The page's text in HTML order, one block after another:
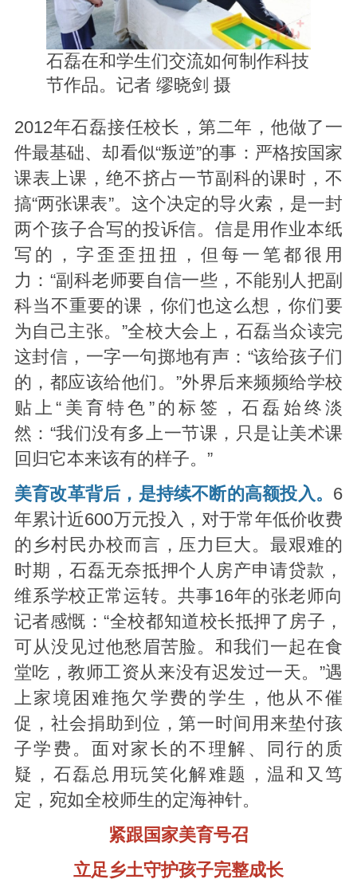
石磊在和学生们交流如何制作科技
节作品。记者 缪晓剑 摄
2012年石磊接任校长，第二年，他做了一
件最基础、却看似“叛逆”的事：严格按国家
课表上课，绝不挤占一节副科的课时，不
搞“两张课表”。这个决定的导火索，是一封
两个孩子合写的投诉信。信是用作业本纸
写的，字歪歪扭扭，但每一笔都很用
力：“副科老师要自信一些，不能别人把副
科当不重要的课，你们也这么想，你们要
为自己主张。”全校大会上，石磊当众读完
这封信，一字一句掷地有声：“该给孩子们
的，都应该给他们。”外界后来频频给学校
贴上“美育特色”的标签，石磊始终淡
然：“我们没有多上一节课，只是让美术课
回归它本来该有的样子。”
美育改革背后，是持续不断的高额投入。 6
年累计近600万元投入，对于常年低价收费
的乡村民办校而言，压力巨大。最艰难的
时期，石磊无奈抵押个人房产申请贷款，
维系学校正常运转。共事16年的张老师向
记者感慨：“全校都知道校长抵押了房子，
可从没见过他愁眉苦脸。和我们一起在食
堂吃，教师工资从来没有迟发过一天。”遇
上家境困难拖欠学费的学生，他从不催
促，社会捐助到位，第一时间用来垫付孩
子学费。面对家长的不理解、同行的质
疑，石磊总用玩笑化解难题，温和又笃
定，宛如全校师生的定海神针。
紧跟国家美育号召
立足乡土守护孩子完整成长